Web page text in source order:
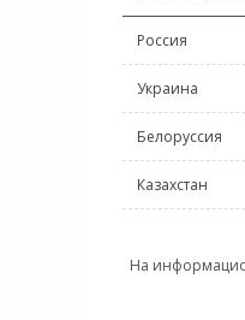
Россия
Украина
Белоруссия
Казахстан
На